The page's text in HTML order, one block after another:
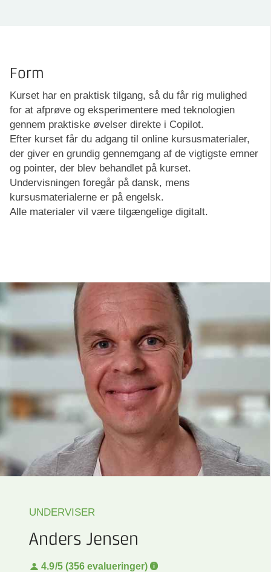
Form
Kurset har en praktisk tilgang, så du får rig mulighed
for at afprøve og eksperimentere med teknologien
gennem praktiske øvelser direkte i Copilot.
Efter kurset får du adgang til online kursusmaterialer,
der giver en grundig gennemgang af de vigtigste emner
og pointer, der blev behandlet på kurset.
Undervisningen foregår på dansk, mens
kursusmaterialerne er på engelsk.
Alle materialer vil være tilgængelige digitalt.
UNDERVISER
Anders Jensen
4.9/5 (356 evalueringer)